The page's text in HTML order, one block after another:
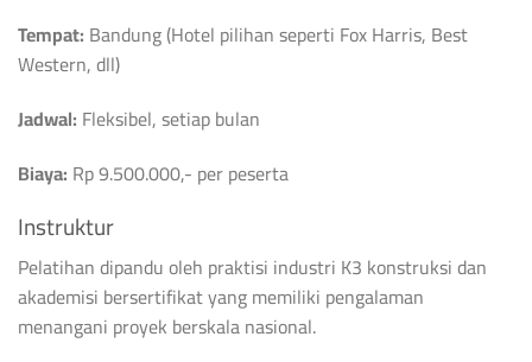
Tempat: Bandung (Hotel pilihan seperti Fox Harris, Best
Western, dll)
Jadwal: Fleksibel, setiap bulan
Biaya: Rp 9.500.000,- per peserta
Instruktur
Pelatihan dipandu oleh praktisi industri K3 konstruksi dan
akademisi bersertifikat yang memiliki pengalaman
menangani proyek berskala nasional.